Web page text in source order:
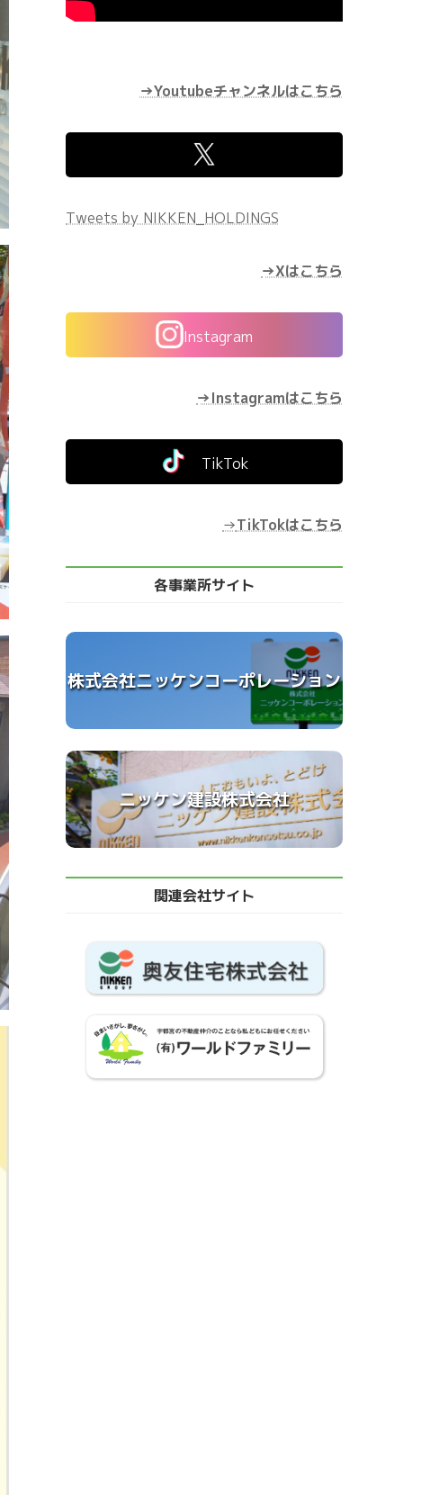
→Youtubeチャンネルはこちら
Tweets by NIKKEN_HOLDINGS
→Xはこちら
Instagram
→Instagramはこちら
TikTok
→TikTokはこちら
各事業所サイト
株式会社ニッケンコーポレーション
ニッケン建設株式会社
関連会社サイト